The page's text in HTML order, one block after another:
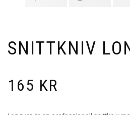
SNITTKNIV
165 KR